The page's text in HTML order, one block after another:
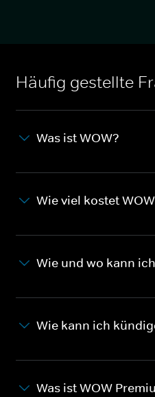
Häufig gestellte
Was ist WOW?
Wie viel kostet
Wie und wo kann
Wie kann ich
Was ist WOW